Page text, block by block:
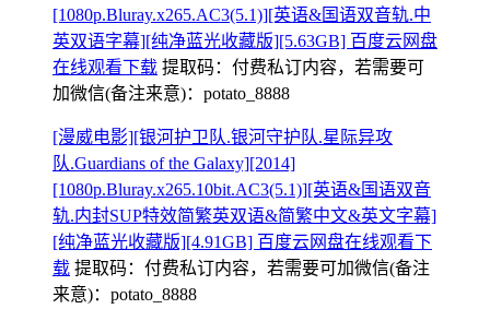
[1080p.Bluray.x265.AC3(5.1)][英语&国语双音轨.中
英双语字幕][纯净蓝光收藏版][5.63GB] 百度云网盘
在线观看下载 提取码： 付费私订内容，若需要可
加微信(备注来意)：potato_8888
[漫威电影][银河护卫队.银河守护队.星际异攻
队.Guardians of the Galaxy][2014]
[1080p.Bluray.x265.10bit.AC3(5.1)][英语&国语双音
轨.内封SUP特效简繁英双语&简繁中文&英文字幕]
[纯净蓝光收藏版][4.91GB] 百度云网盘在线观看下
载 提取码： 付费私订内容，若需要可加微信(备注
来意)：potato_8888